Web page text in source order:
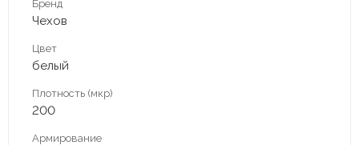
Бренд
Чехов
Цвет
белый
Плотность (мкр)
200
Армирование